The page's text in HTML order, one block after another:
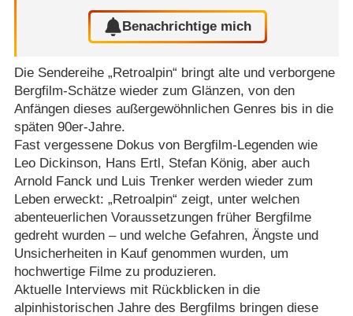
Benachrichtige mich
Die Sendereihe „Retroalpin“ bringt alte und verborgene
Bergfilm-Schätze wieder zum Glänzen, von den
Anfängen dieses außergewöhnlichen Genres bis in die
späten 90er-Jahre.
Fast vergessene Dokus von Bergfilm-Legenden wie
Leo Dickinson, Hans Ertl, Stefan König, aber auch
Arnold Fanck und Luis Trenker werden wieder zum
Leben erweckt: „Retroalpin“ zeigt, unter welchen
abenteuerlichen Voraussetzungen früher Bergfilme
gedreht wurden – und welche Gefahren, Ängste und
Unsicherheiten in Kauf genommen wurden, um
hochwertige Filme zu produzieren.
Aktuelle Interviews mit Rückblicken in die
alpinhistorischen Jahre des Bergfilms bringen diese